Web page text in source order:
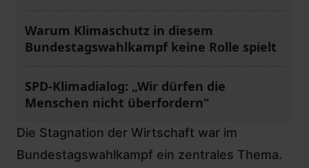
Warum Klimaschutz in diesem
Bundestagswahlkampf keine Rolle spielt
SPD-Klimadialog: „Wir dürfen die
Menschen nicht überfordern“
Die Stagnation der Wirtschaft war im
Bundestagswahlkampf ein zentrales Thema.